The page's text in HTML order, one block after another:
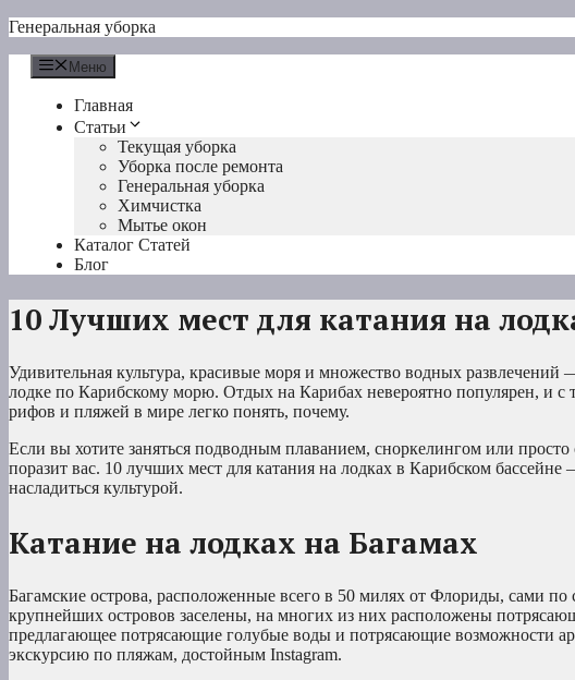
Перейти
содержимому
Генеральная уборка
Меню
Главная
Статьи
Текущая уборка
Уборка после ремонта
Генеральная уборка
Химчистка
Мытье окон
Каталог Статей
Блог
10 Лучших мест для катания на
Удивительная культура, красивые моря и множество водных
лодке по Карибскому морю. Отдых на Карибах невероятно популярен, и
рифов и пляжей в мире легко понять, почему.
Если вы хотите заняться подводным плаванием, сноркелингом или просто
поразит вас. 10 лучших мест для катания на лодках в Карибском
насладиться культурой.
Катание на лодках на Багамах
Багамские острова, расположенные всего в 50 милях от Флориды, сами по
крупнейших островов заселены, на многих из них расположены
предлагающее потрясающие голубые воды и потрясающие возможности
экскурсию по пляжам, достойным Instagram.